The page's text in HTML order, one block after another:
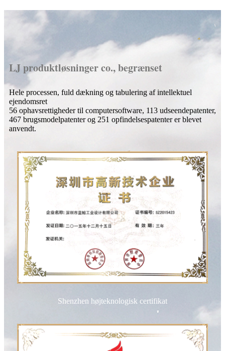
LJ produktløsninger co., begrænset
Hele processen, fuld dækning og tabulering af intellektuel
ejendomsret
56 ophavsrettigheder til computersoftware, 113 udseendepatenter,
467 brugsmodelpatenter og 251 opfindelsespatenter er blevet
anvendt.
Shenzhen højteknologisk certifikat